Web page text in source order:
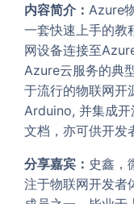
内容简介： Azure
一套快速上手的教
网设备连接至
Azure云服务的典
于流行的物联网开
Arduino, 并集成
文档，亦可供开发
分享嘉宾： 史鑫，
注于物联网开发者